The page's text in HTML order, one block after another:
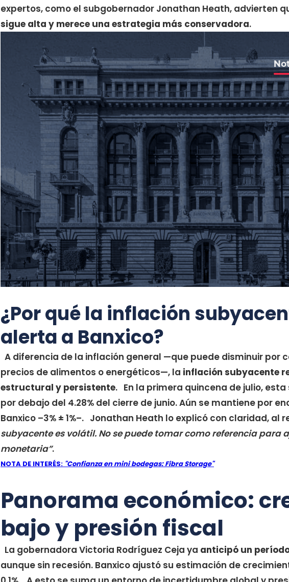
expertos, como el subgobernador Jonathan Heath, advierten
sigue alta y merece una estrategia más conservadora.
¿Por qué la inflación
alerta a Banxico?
A diferencia de la inflación general —que puede disminuir por
precios de alimentos o energéticos—, la inflación subyacente
estructural y persistente. En la primera quincena de julio, esta
por debajo del 4.28% del cierre de junio. Aún se mantiene por
Banxico –3% ± 1%–. Jonathan Heath lo explicó con claridad, al
subyacente es volátil. No se puede tomar como referencia para
monetaria”.
NOTA DE INTERÉS: "Confianza en mini bodegas: Fibra Storage"
Panorama económico:
bajo y presión fiscal
La gobernadora Victoria Rodríguez Ceja ya anticipó un
aunque sin recesión. Banxico ajustó su estimación de